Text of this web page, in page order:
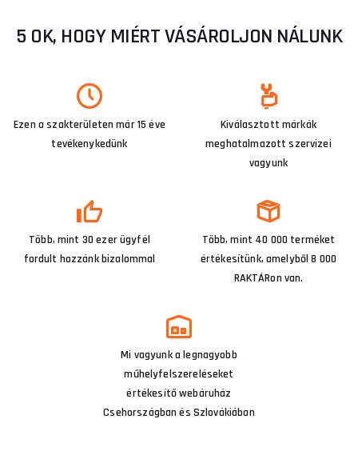
5 OK, HOGY MIÉRT VÁSÁROLJON NÁLUNK
Ezen a szakterületen már 15 éve
tevékenykedünk
Kiválasztott márkák
meghatalmazott szervizei
vagyunk
Több, mint 30 ezer ügyfél
fordult hozzánk bizalommal
Több, mint 40 000 terméket
értékesítünk, amelyből 8 000
RAKTÁRon van.
Mi vagyunk a legnagyobb
műhelyfelszereléseket
értékesítő webáruház
Csehországban és Szlovákiában